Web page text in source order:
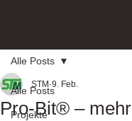
Alle Posts
Projekte
Alle Posts
Pro-Bit® –
STM 9. Feb.